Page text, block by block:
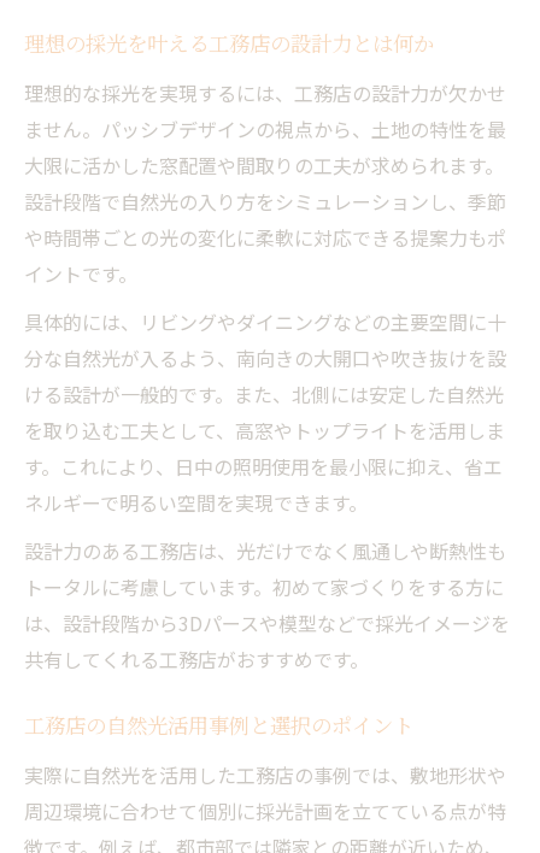
理想の採光を叶える工務店の設計力とは何か
理想的な採光を実現するには、工務店の設計力が欠かせ
ません。パッシブデザインの視点から、土地の特性を最
大限に活かした窓配置や間取りの工夫が求められます。
設計段階で自然光の入り方をシミュレーションし、季節
や時間帯ごとの光の変化に柔軟に対応できる提案力もポ
イントです。
具体的には、リビングやダイニングなどの主要空間に十
分な自然光が入るよう、南向きの大開口や吹き抜けを設
ける設計が一般的です。また、北側には安定した自然光
を取り込む工夫として、高窓やトップライトを活用しま
す。これにより、日中の照明使用を最小限に抑え、省エ
ネルギーで明るい空間を実現できます。
設計力のある工務店は、光だけでなく風通しや断熱性も
トータルに考慮しています。初めて家づくりをする方に
は、設計段階から3Dパースや模型などで採光イメージを
共有してくれる工務店がおすすめです。
工務店の自然光活用事例と選択のポイント
実際に自然光を活用した工務店の事例では、敷地形状や
周辺環境に合わせて個別に採光計画を立てている点が特
徴です。例えば、都市部では隣家との距離が近いため、